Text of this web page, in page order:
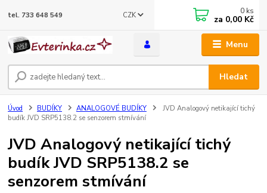
Menu
CZK
Hledat
tel. 733 648 549 0 ks
za 0,00 Kč
Úvod BUDÍKY ANALOGOVÉ BUDÍKY
JVD Analogový netikající tichý
budík JVD SRP5138.2 se senzorem stmívání
JVD Analogový netikající tichý
budík JVD SRP5138.2 se
senzorem stmívání